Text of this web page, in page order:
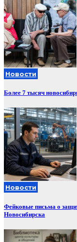
Новости
Более 7 тысяч
Новости
Фейковые письма о
Новосибирска